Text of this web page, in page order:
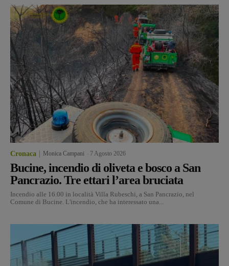
Cronaca Monica Campani 7 Agosto 2026
Bucine, incendio di oliveta e bosco a San
Pancrazio. Tre ettari l’area bruciata
Incendio alle 16.00 in località Villa Rubeschi, a San Pancrazio, nel
Comune di Bucine. L'incendio, che ha interessato una...